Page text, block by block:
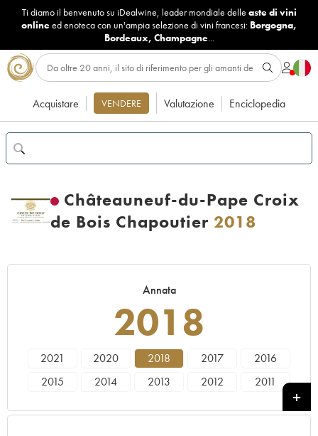
Ti diamo il benvenuto su iDealwine, leader mondiale delle aste di vini
onlineed enoteca con un'ampia selezione di vini francesi: Borgogna,
Bordeaux, Champagne...
Acquistare VENDERE Valutazione Enciclopedia
Châteauneuf-du-Pape Croix
de Bois Chapoutier 2018
Annata
2018
2021 2020 2018 2017
2016
2015
2014 2013 2012
2011